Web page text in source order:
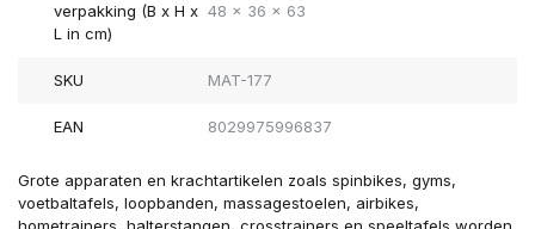
verpakking (B x H x
L in cm)
48 x 36 x 63
SKU MAT-177
EAN 8029975996837
Grote apparaten en krachtartikelen zoals spinbikes, gyms,
voetbaltafels, loopbanden, massagestoelen, airbikes,